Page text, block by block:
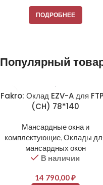
ПОДРОБНЕЕ
Популярный
Fakro: Оклад EZV-A для
(CH) 78*140
Мансардные окна и
комплектующие,Оклады
мансардных окон
В наличии
14 790,00₽